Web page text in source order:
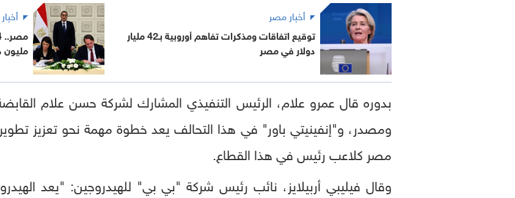
أخبار مصر
توقيع اتفاقات ومذكرات تفاهم أوروبية بـ42 مليار
دولار في مصر
مليون
بدوره قال عمرو علام، الرئيس التنفيذي المشارك لشركة حسن علام
ومصدر، و"إنفينيتي باور" في هذا التحالف يعد خطوة مهمة نحو تعزيز
مصر كلاعب رئيس في هذا القطاع.
وقال فيليبي أربيلايز، نائب رئيس شركة "بي بي" للهيدروجين: "يعد